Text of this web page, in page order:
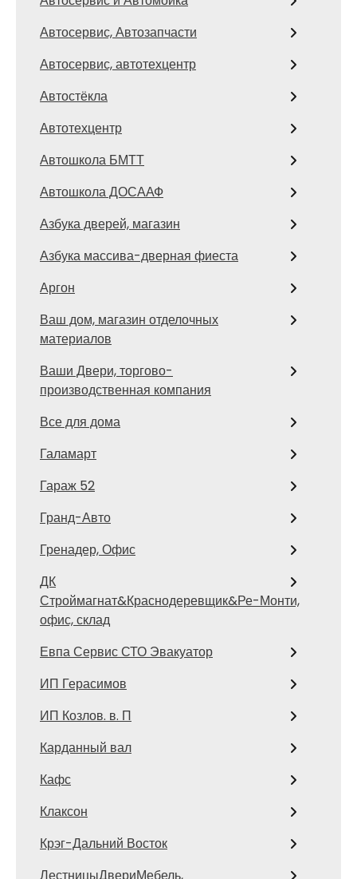
Автосервис, Автозапчасти
Автосервис, автотехцентр
Автостёкла
Автотехцентр
Автошкола БМТТ
Автошкола ДОСААФ
Азбука дверей, магазин
Азбука массива-дверная фиеста
Аргон
Ваш дом, магазин отделочных
материалов
Ваши Двери, торгово-
производственная компания
Все для дома
Галамарт
Гараж 52
Гранд-Авто
Гренадер, Офис
ДК
Строймагнат&Краснодеревщик&Ре-Монти,
офис, склад
Евпа Сервис СТО Эвакуатор
ИП Герасимов
ИП Козлов. в. П
Карданный вал
Кафс
Клаксон
Крэг-Дальний Восток